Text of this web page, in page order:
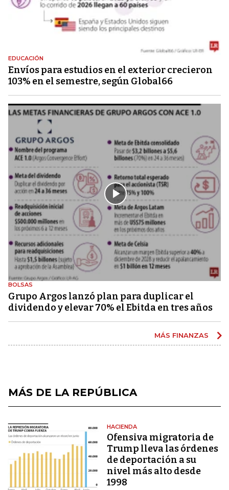
EDUCACIÓN
Envíos para estudios en el exterior crecieron
103% en el semestre, según Global66
BOLSAS
Grupo Argos lanzó plan para duplicar el
dividendo y elevar 70% el Ebitda en tres años
MÁS FINANZAS
MÁS DE LA REPÚBLICA
HACIENDA
Ofensiva migratoria de
Trump lleva las órdenes
de deportación a su
nivel más alto desde
1998